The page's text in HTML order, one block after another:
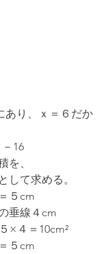
あり、ｘ＝６だか
16
を、
て求める。
５cm
垂線４cm
×４＝10cm²
５cm